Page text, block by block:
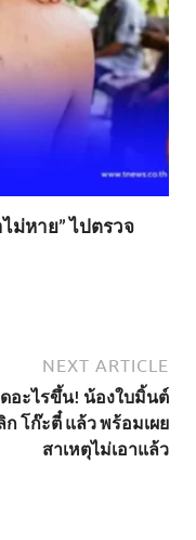
ม่หาย” ไปตรวจ
NEXT ARTICLE
ดอะไรขึ้น! น้องใบมิ้นต์
ก โก๊ะตี๋ แล้ว พร้อมเผย
สาเหตุไม่เอาแล้ว